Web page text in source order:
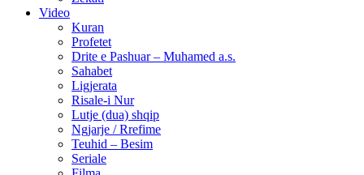
Video
Kuran
Profetet
Drite e Pashuar – Muhamed a.s.
Sahabet
Ligjerata
Risale-i Nur
Lutje (dua) shqip
Ngjarje / Rrefime
Teuhid – Besim
Seriale